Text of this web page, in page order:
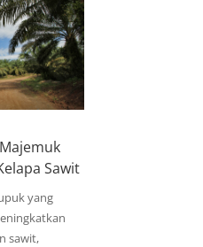
Sawit
yang
sawit,